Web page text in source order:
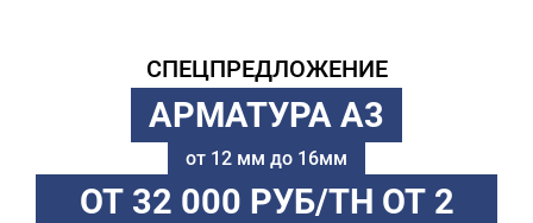
СПЕЦПРЕДЛОЖЕНИЕ
АРМАТУРА А3
от 12 мм до 16мм
ОТ 32 000 РУБ/ТН ОТ 2